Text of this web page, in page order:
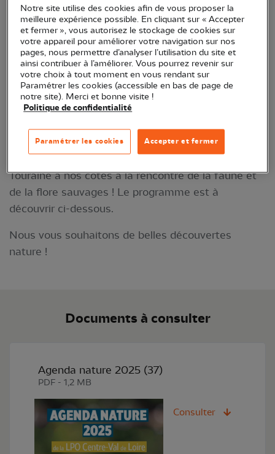
© Anne-France Touveron
Tout au long de l’année, nous vous invitons à
découvrir la nature qui nous entoure. Parcourez la
Touraine à nos côtés à la rencontre de la faune et
de la flore sauvages ! Le programme est à
découvrir ci-dessous.
Nous vous souhaitons de belles découvertes
nature !
Documents à consulter
Agenda nature 2025 (37)
PDF - 1,2 MB
Consulter
Notre site utilise des cookies afin de vous proposer la
meilleure expérience possible. En cliquant sur « Accepter
et fermer », vous autorisez le stockage de cookies sur
votre appareil pour améliorer votre navigation sur nos
pages, nous permettre d’analyser l’utilisation du site et
ainsi contribuer à l’améliorer. Vous pourrez revenir sur
votre choix à tout moment en vous rendant sur
Paramétrer les cookies (accessible en bas de page de
notre site). Merci et bonne visite !
Politique de confidentialité
Accepter et fermer
Paramétrer les cookies